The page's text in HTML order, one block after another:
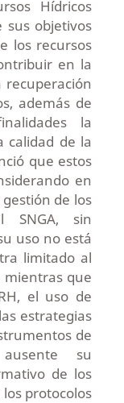
Hídricos
sus objetivos
los recursos
en la
recuperación
además de
la
calidad de la
que estos
en
de los
SNGA, sin
uso no está
limitado al
que
el uso de
estrategias
de
su
de los
protocolos